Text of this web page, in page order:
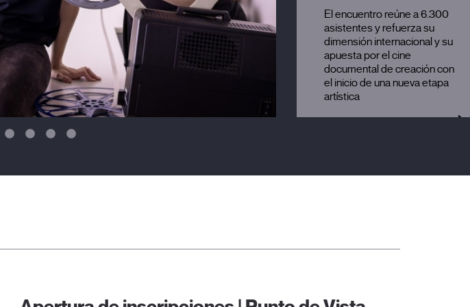
El encuentro reúne a 6.300
asistentes y refuerza su
dimensión internacional y su
apuesta por el cine
documental de creación con
el inicio de una nueva etapa
artística